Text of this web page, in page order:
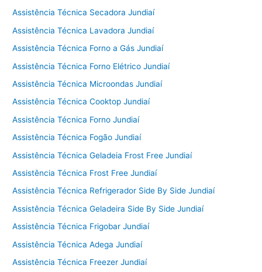
Assistência Técnica Secadora Jundiaí
Assistência Técnica Lavadora Jundiaí
Assistência Técnica Forno a Gás Jundiaí
Assistência Técnica Forno Elétrico Jundiaí
Assistência Técnica Microondas Jundiaí
Assistência Técnica Cooktop Jundiaí
Assistência Técnica Forno Jundiaí
Assistência Técnica Fogão Jundiaí
Assistência Técnica Geladeia Frost Free Jundiaí
Assistência Técnica Frost Free Jundiaí
Assistência Técnica Refrigerador Side By Side Jundiaí
Assistência Técnica Geladeira Side By Side Jundiaí
Assistência Técnica Frigobar Jundiaí
Assistência Técnica Adega Jundiaí
Assistência Técnica Freezer Jundiaí